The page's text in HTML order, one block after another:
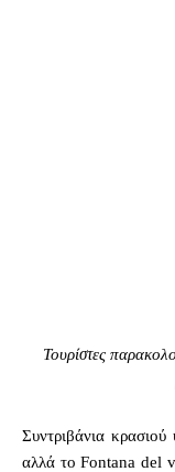
Τουρίστες
Συντριβάνια κρασιού
αλλά το Fontana del